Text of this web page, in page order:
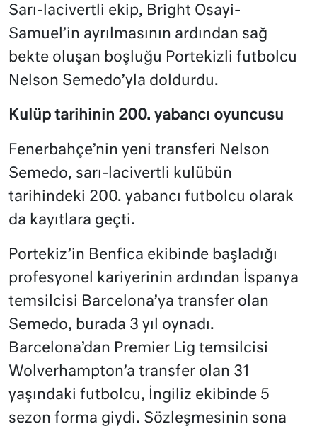
Sarı-lacivertli ekip, Bright Osayi-
Samuel’in ayrılmasının ardından sağ
bekte oluşan boşluğu Portekizli futbolcu
Nelson Semedo’yla doldurdu.
Kulüp tarihinin 200. yabancı oyuncusu
Fenerbahçe’nin yeni transferi Nelson
Semedo, sarı-lacivertli kulübün
tarihindeki 200. yabancı futbolcu olarak
da kayıtlara geçti.
Portekiz’in Benfica ekibinde başladığı
profesyonel kariyerinin ardından İspanya
temsilcisi Barcelona’ya transfer olan
Semedo, burada 3 yıl oynadı.
Barcelona’dan Premier Lig temsilcisi
Wolverhampton’a transfer olan 31
yaşındaki futbolcu, İngiliz ekibinde 5
sezon forma giydi. Sözleşmesinin sona